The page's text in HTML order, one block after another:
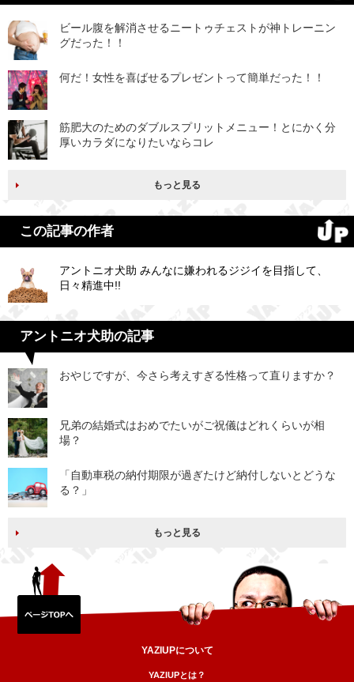
ビール腹を解消させるニートゥチェストが神トレーニン
グだった！！
何だ！女性を喜ばせるプレゼントって簡単だった！！
筋肥大のためのダブルスプリットメニュー！とにかく分
厚いカラダになりたいならコレ
もっと見る
この記事の作者
アントニオ犬助 みんなに嫌われるジジイを目指して、
日々精進中!!
アントニオ犬助の記事
おやじですが、今さら考えすぎる性格って直りますか？
兄弟の結婚式はおめでたいがご祝儀はどれくらいが相
場？
「自動車税の納付期限が過ぎたけど納付しないとどうな
る？」
もっと見る
YAZIUPについて
YAZIUPとは？